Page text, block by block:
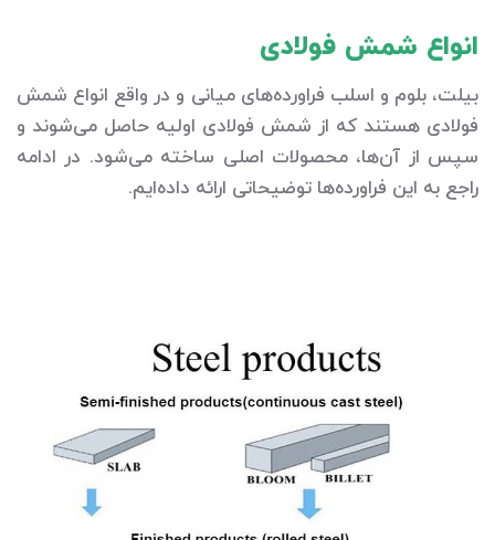
انواع شمش فولادی
بیلت، بلوم و اسلب فراورده‌های میانی و در واقع انواع شمش
فولادی هستند که از شمش فولادی اولیه حاصل می‌شوند و
سپس از آن‌ها، محصولات اصلی ساخته می‌شود. در ادامه
راجع‌ به این فراورده‌ها توضیحاتی ارائه داده‌ایم.